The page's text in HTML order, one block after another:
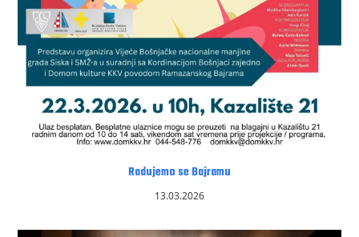
Radujemo se Bajramu
13.03.2026